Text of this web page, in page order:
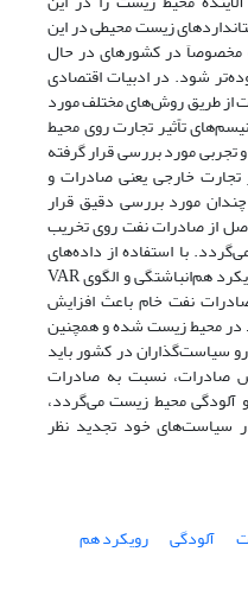
زیست محیطی در این
در کشورهای در حال
شود. در ادبیات اقتصادی
از طریق روش‌های مختلف مورد
تاًثیر تجارت روی محیط
مورد بررسی قرار گرفته
تجارت خارجی یعنی صادرات و
مورد بررسی دقیق قرار
از صادرات نفت روی تخریب
با استفاده از داده‌های
سری زمانی دوره 1998 الی 2011 و رویکرد هم‌انباشتگی و الگوی VAR
نفت خام باعث افزایش
در محیط زیست شده و همچنین
سیاست‌گذاران در کشور باید
صادرات، نسبت به صادرات
آلودگی محیط زیست می‌گردد،
سیاست‌های خود تجدید نظر
آلودگی رویکرد هم